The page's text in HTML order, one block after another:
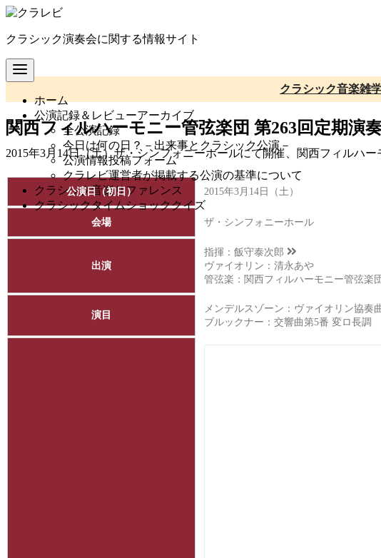
コ
テ
ン
ツ
移
動
クラシック演奏会に関する情報サイト
ホーム
公演記録＆レビューアーカイブ
全公演記録
今日は何の日？－出来事とクラシック公演－
公演情報投稿フォーム
クラレビ運営者が掲載する公演の基準について
クラシック音楽リファレンス
クラシックタイムショッククイズ
クラシック音楽雑
関西フィルハーモニー管弦楽団 第263回定期演
2015年3月14日（土）ザ・シンフォニーホールにて開催、関西フィルハ
公演日（初日） 2015年3月14日（土）
会場 ザ・シンフォニーホール
出演
指揮： 飯守泰次郎
ヴァイオリン：清永あや
管弦楽： 関西フィルハーモニー管弦楽
演目
メンデルスゾーン：ヴァイオリン協奏
ブルックナー：交響曲第5番 変ロ長調